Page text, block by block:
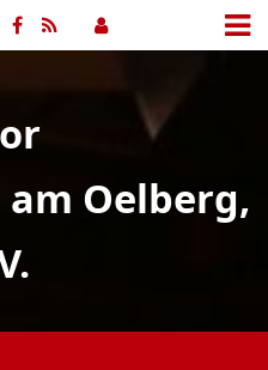
Oelberg,